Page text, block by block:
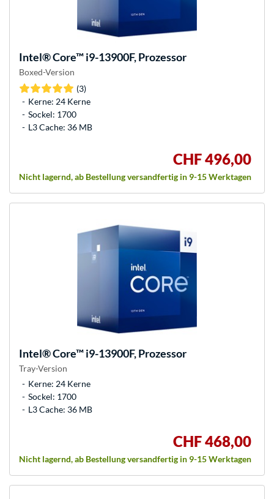
Intel®Core™ i9-13900F, Prozessor
Boxed-Version
(3)
Kerne: 24 Kerne
Sockel: 1700
L3 Cache: 36 MB
CHF 496,00
Nicht lagernd, ab Bestellung versandfertig in 9-15 Werktagen
Intel®Core™ i9-13900F, Prozessor
Tray-Version
Kerne: 24 Kerne
Sockel: 1700
L3 Cache: 36 MB
CHF 468,00
Nicht lagernd, ab Bestellung versandfertig in 9-15 Werktagen